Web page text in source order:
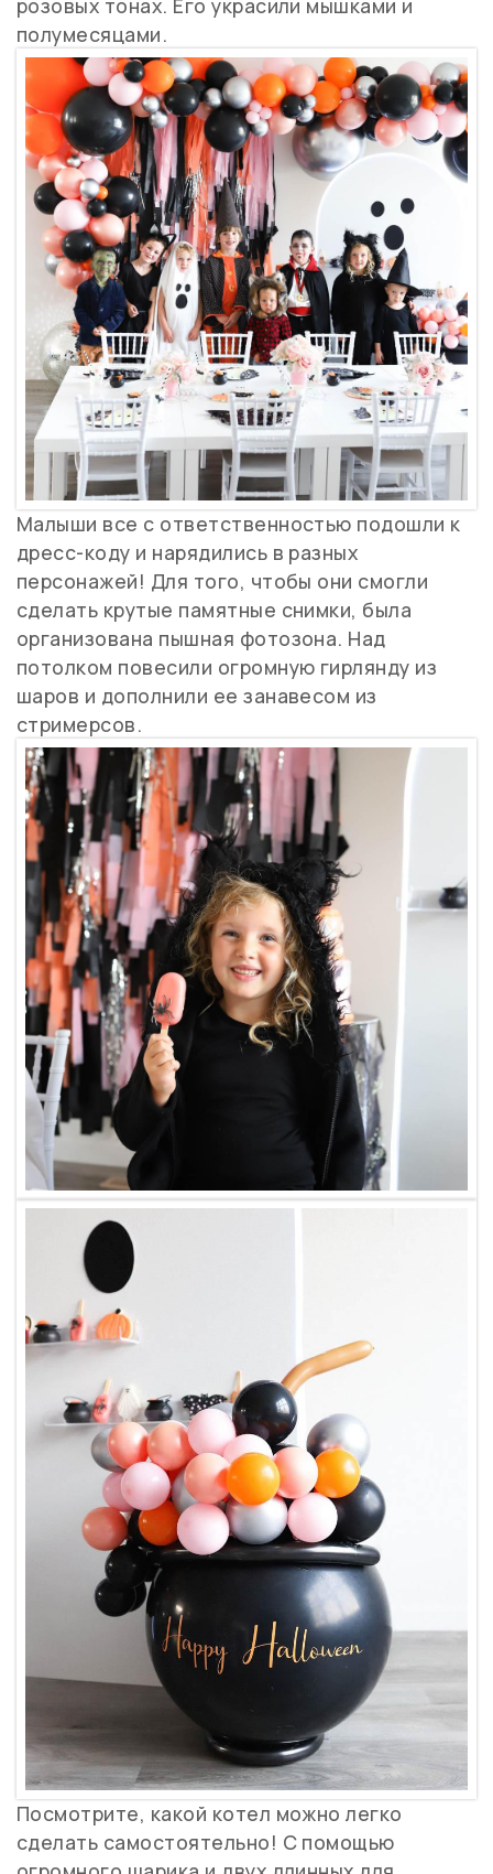
розовых тонах. Его украсили мышками и
полумесяцами.
Малыши все с ответственностью подошли к
дресс-коду и нарядились в разных
персонажей! Для того, чтобы они смогли
сделать крутые памятные снимки, была
организована пышная фотозона. Над
потолком повесили огромную гирлянду из
шаров и дополнили ее занавесом из
стримерсов.
Посмотрите, какой котел можно легко
сделать самостоятельно! С помощью